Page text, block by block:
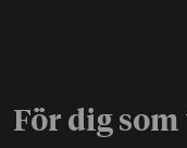
För dig